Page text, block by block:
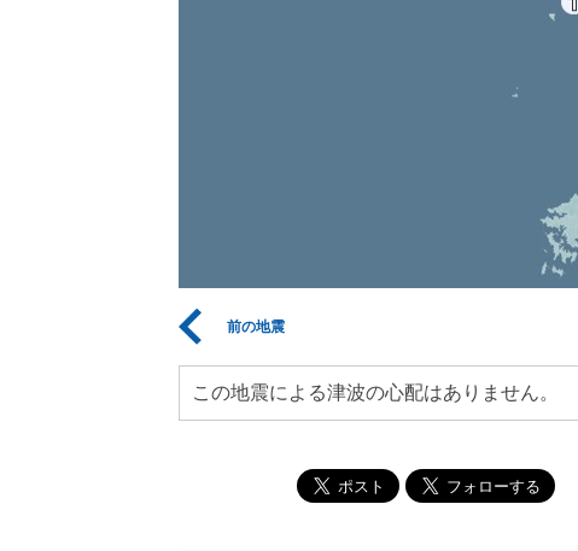
前の地震
この地震による津波の心配はありません。